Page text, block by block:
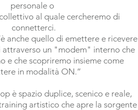
personale o
al quale cercheremo di
connetterci.
anche quello di emettere e ricevere
attraverso un "modem" interno che
e che scopriremo insieme come
in modalità ON.”
è spazio duplice, scenico e reale,
artistico che apre la sorgente